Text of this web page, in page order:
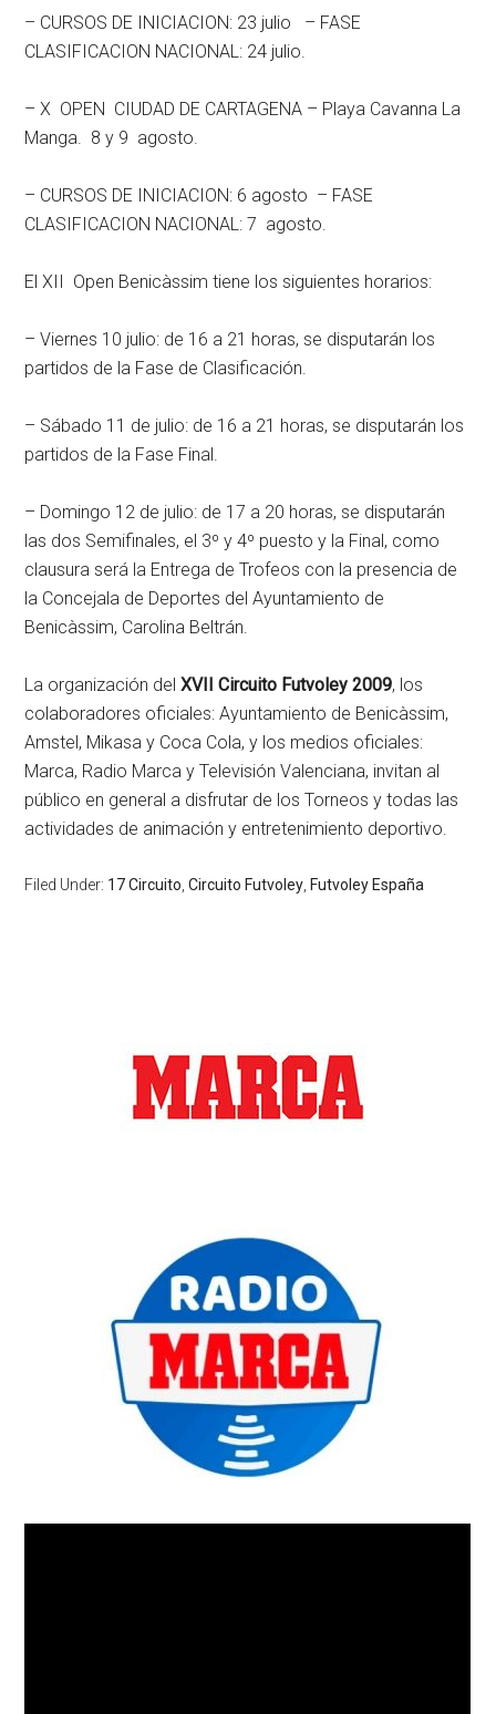
– CURSOS DE INICIACION: 23 julio – FASE
CLASIFICACION NACIONAL: 24 julio.
– X OPEN CIUDAD DE CARTAGENA – Playa Cavanna La
Manga. 8 y 9 agosto.
– CURSOS DE INICIACION: 6 agosto – FASE
CLASIFICACION NACIONAL: 7 agosto.
El XII Open Benicàssim tiene los siguientes horarios:
– Viernes 10 julio: de 16 a 21 horas, se disputarán los
partidos de la Fase de Clasificación.
– Sábado 11 de julio: de 16 a 21 horas, se disputarán los
partidos de la Fase Final.
– Domingo 12 de julio: de 17 a 20 horas, se disputarán
las dos Semifinales, el 3º y 4º puesto y la Final, como
clausura será la Entrega de Trofeos con la presencia de
la Concejala de Deportes del Ayuntamiento de
Benicàssim, Carolina Beltrán.
La organización del XVII Circuito Futvoley 2009, los
colaboradores oficiales: Ayuntamiento de Benicàssim,
Amstel, Mikasa y Coca Cola, y los medios oficiales:
Marca, Radio Marca y Televisión Valenciana, invitan al
público en general a disfrutar de los Torneos y todas las
actividades de animación y entretenimiento deportivo.
Filed Under: 17 Circuito ,Circuito Futvoley Futvoley España